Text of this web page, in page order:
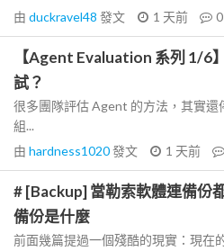
由 duckravel48 發文 1 天前 0
【Agent Evaluation 系列 1/6
試？
很多團隊評估 Agent 的方法，其實
組...
由 hardness1020發文 1 天前
# [Backup] 當勒索軟體連備份
備份是什麼
前面幾篇提過一個殘酷的現實：現在